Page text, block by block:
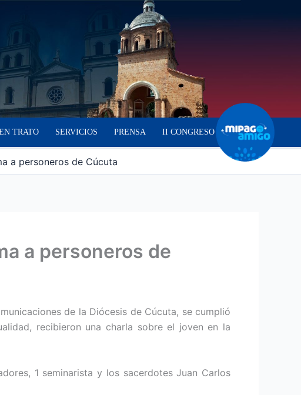
TRATO SERVICIOS PRENSA II CONGRESO
a personeros de Cúcuta
a personeros de
de la Diócesis de Cúcuta, se cumplió
recibieron una charla sobre el joven en la
1 seminarista y los sacerdotes Juan Carlos